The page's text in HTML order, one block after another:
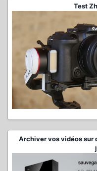
Test
Archiver vos vidéos sur